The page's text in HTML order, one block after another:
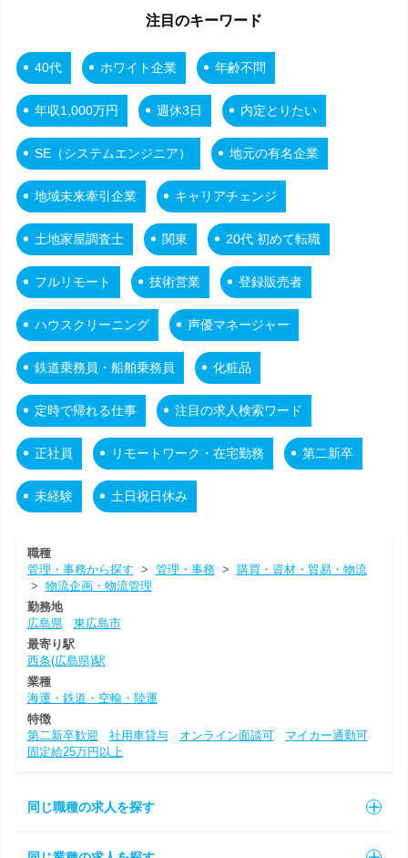
注目のキーワード
40代 ホワイト企業 年齢不問
年収1,000万円 週休3日 内定とりたい
SE（システムエンジニア） 地元の有名企業
地域未来牽引企業 キャリアチェンジ
土地家屋調査士 関東 20代 初めて転職
フルリモート 技術営業 登録販売者
ハウスクリーニング 声優マネージャー
鉄道乗務員・船舶乗務員 化粧品
定時で帰れる仕事 注目の求人検索ワード
正社員 リモートワーク・在宅勤務 第二新卒
未経験 土日祝日休み
職種
管理・事務から探す > 管理・事務> 購買・資材・貿易・物流
> 物流企画・物流管理
勤務地
広島県
東広島市
最寄り駅
西条(広島県)駅
業種
海運・鉄道・空輸・陸運
特徴
第二新卒歓迎
社用車貸与 オンライン面談可
マイカー通勤可
固定給25万円以上
同じ職種の求人を探す